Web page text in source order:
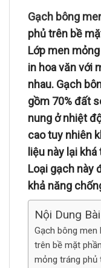
Gạch bông
phủ trên bề
Lớp men
in hoa văn với
nhau. Gạch
gồm 70% đất
nung ở nhiệt
cao tuy nhiên
liệu này lại
Loại gạch này
khả năng
Nội Dung
Gạch bông
trên bề mặt
mỏng tráng phủ